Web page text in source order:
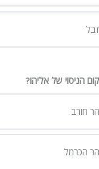
הניסוי של אליהו?
הר חורב
הר הכרמל